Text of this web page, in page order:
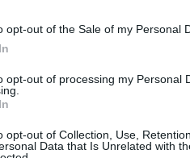
opt-out of the Sale of my Personal
opt-out of processing my Personal
opt-out of Collection, Use,
Data that Is Unrelated with
complice il caldo,
l’analisi Coldiretti su dati
. Di fondamentale
di